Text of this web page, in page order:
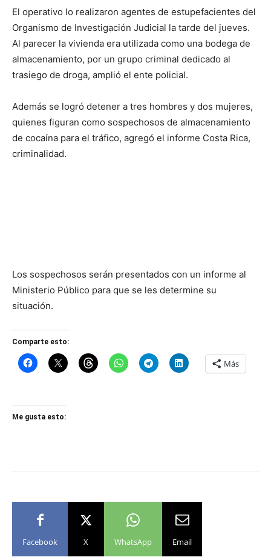
El operativo lo realizaron agentes de estupefacientes del
Organismo de Investigación Judicial la tarde del jueves.
Al parecer la vivienda era utilizada como una bodega de
almacenamiento, por un grupo criminal dedicado al
trasiego de droga, amplió el ente policial.
Además se logró detener a tres hombres y dos mujeres,
quienes figuran como sospechosos de almacenamiento
de cocaína para el tráfico, agregó el informe Costa Rica,
criminalidad.
Los sospechosos serán presentados con un informe al
Ministerio Público para que se les determine su
situación.
Comparte esto:
Más
Me gusta esto:
Facebook X WhatsApp Email